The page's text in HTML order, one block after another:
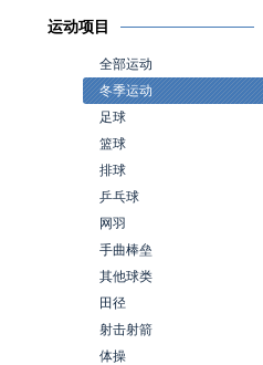
运动项目
全部运动
冬季运动
足球
篮球
排球
乒乓球
网羽
手曲棒垒
其他球类
田径
射击射箭
体操